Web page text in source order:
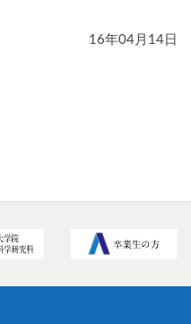
16年04月14日